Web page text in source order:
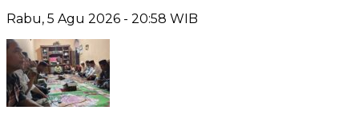
Rabu, 5 Agu 2026 - 20:58 WIB